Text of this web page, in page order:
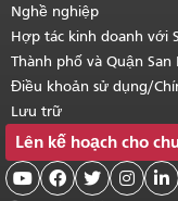
Nghề nghiệp
Hợp tác kinh doanh với
Thành phố và Quận San
Điều khoản sử dụng/
Lưu trữ
Lên kế hoạch cho
    